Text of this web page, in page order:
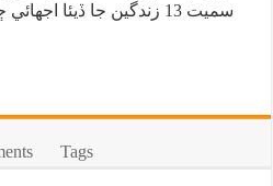
سميت 13 زندگين جا ڏيئا
Tags